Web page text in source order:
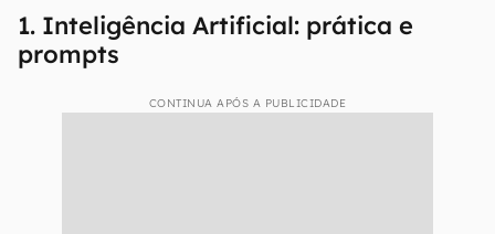
1. Inteligência Artificial: prática e
prompts
CONTINUA APÓS A PUBLICIDADE